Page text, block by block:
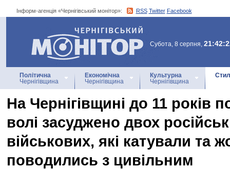
Інформ-агенція «Чернігівський монітор»: RSS Twitter Facebook
Інформ-агенція
«Чернігівський монітор»
Субота, 8 серпня,
Політична
Чернігівщина
Економічна
Чернігівщина
Культурна
Чернігівщина
На Чернігівщині до 11 років
волі засуджено двох
військових, які катували та
поводились з цивільним